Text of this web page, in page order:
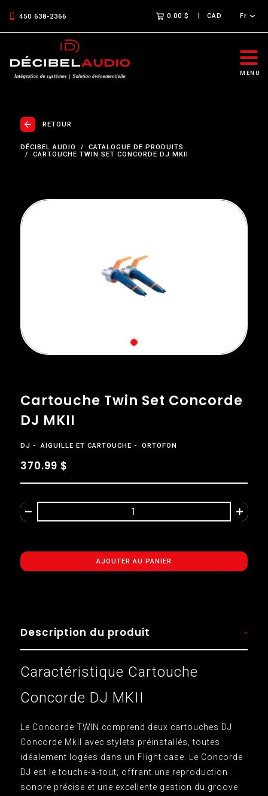
450 638-2366 0.00 $ CAD Fr
MENU
RETOUR
DÉCIBEL AUDIO
CATALOGUE DE PRODUITS
CARTOUCHE TWIN SET CONCORDE DJ MKII
Cartouche Twin Set Concorde
DJ MKII
DJ AIGUILLE ET CARTOUCHE ORTOFON
370.99 $
AJOUTER AU PANIER
Description du produit
Caractéristique Cartouche
Concorde DJ MKII
Le Concorde TWIN comprend deux cartouches DJ
Concorde MkII avec stylets préinstallés, toutes
idéalement logées dans un Flight case. Le Concorde
DJ est le touche-à-tout, offrant une reproduction
sonore précise et une excellente gestion du groove.